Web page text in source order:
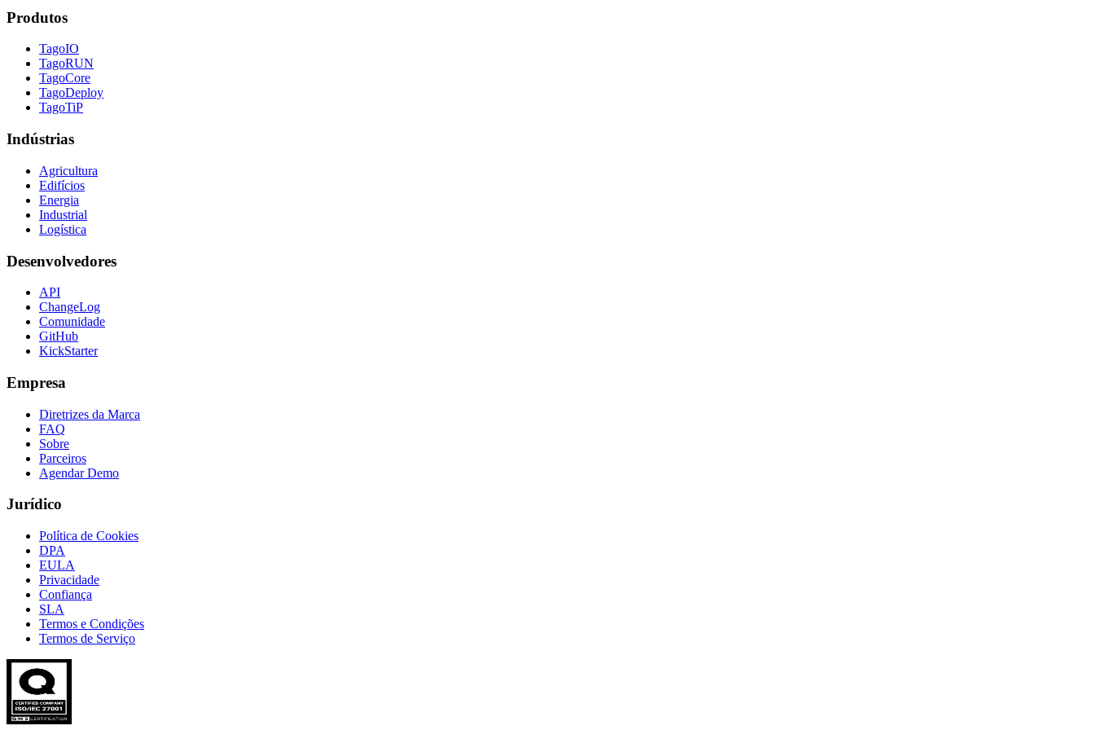
Produtos
TagoIO
TagoRUN
TagoCore
TagoDeploy
TagoTiP
Indústrias
Agricultura
Edifícios
Energia
Industrial
Logística
Desenvolvedores
API
ChangeLog
Comunidade
GitHub
KickStarter
Empresa
Diretrizes da Marca
FAQ
Sobre
Parceiros
Agendar Demo
Jurídico
Política de Cookies
DPA
EULA
Privacidade
Confiança
SLA
Termos e Condições
Termos de Serviço